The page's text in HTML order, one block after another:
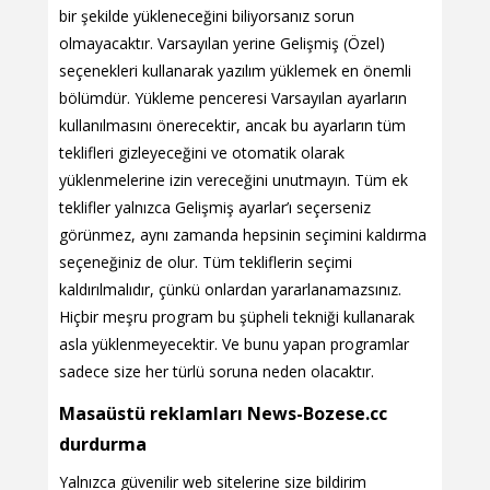
bir şekilde yükleneceğini biliyorsanız sorun
olmayacaktır. Varsayılan yerine Gelişmiş (Özel)
seçenekleri kullanarak yazılım yüklemek en önemli
bölümdür. Yükleme penceresi Varsayılan ayarların
kullanılmasını önerecektir, ancak bu ayarların tüm
teklifleri gizleyeceğini ve otomatik olarak
yüklenmelerine izin vereceğini unutmayın. Tüm ek
teklifler yalnızca Gelişmiş ayarlar’ı seçerseniz
görünmez, aynı zamanda hepsinin seçimini kaldırma
seçeneğiniz de olur. Tüm tekliflerin seçimi
kaldırılmalıdır, çünkü onlardan yararlanamazsınız.
Hiçbir meşru program bu şüpheli tekniği kullanarak
asla yüklenmeyecektir. Ve bunu yapan programlar
sadece size her türlü soruna neden olacaktır.
Masaüstü reklamları News-Bozese.cc
durdurma
Yalnızca güvenilir web sitelerine size bildirim